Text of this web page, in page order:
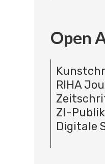
Open
RIHA
ZI-
Digitale